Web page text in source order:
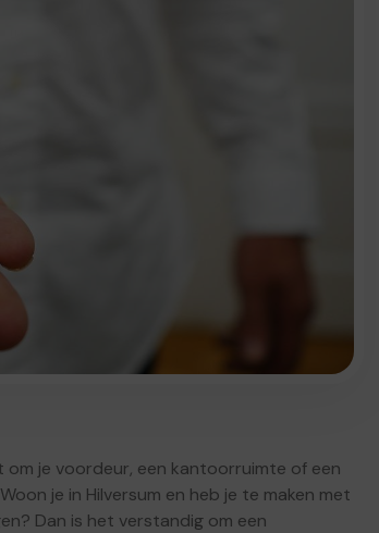
om je voordeur, een kantoorruimte of een
je in Hilversum en heb je te maken met
Dan is het verstandig om een